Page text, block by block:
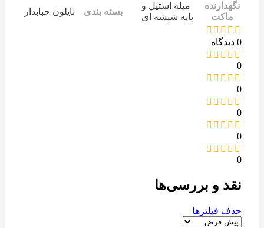
نگهدارنده
ماکت
میله استیل و
پایه شیشه ای
بسته بندی نایلون حبابدار
0 دیدگاه
0
0
0
0
0
نقد و بررسی‌ها
حذف فیلترها